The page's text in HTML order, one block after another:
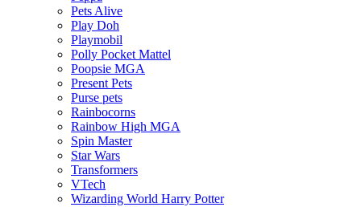
Pets Alive
Play Doh
Playmobil
Polly Pocket Mattel
Poopsie MGA
Present Pets
Purse pets
Rainbocorns
Rainbow High MGA
Spin Master
Star Wars
Transformers
VTech
Wizarding World Harry Potter